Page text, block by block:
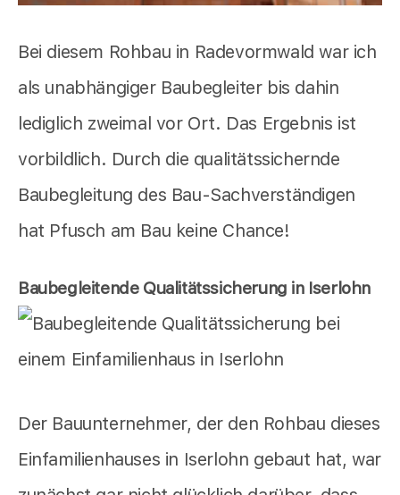
Bei diesem Rohbau in Radevormwald war ich
als unabhängiger Baubegleiter bis dahin
lediglich zweimal vor Ort. Das Ergebnis ist
vorbildlich. Durch die qualitätssichernde
Baubegleitung des Bau-Sachverständigen
hat Pfusch am Bau keine Chance!
Baubegleitende Qualitätssicherung in Iserlohn
Der Bauunternehmer, der den Rohbau dieses
Einfamilienhauses in Iserlohn gebaut hat, war